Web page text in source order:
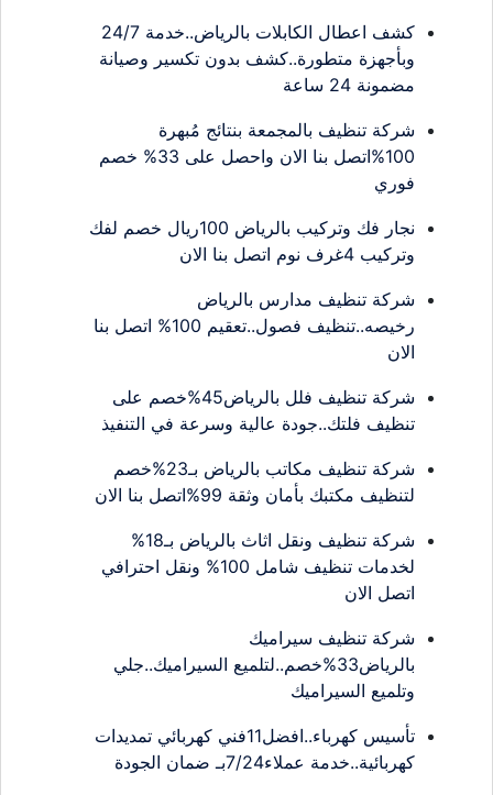
كشف اعطال الكابلات بالرياض..خدمة 24/7
وبأجهزة متطورة..كشف بدون تكسير وصيانة
مضمونة 24 ساعة
شركة تنظيف بالمجمعة بنتائج مُبهرة
100%اتصل بنا الان واحصل على 33% خصم
فوري
نجار فك وتركيب بالرياض 100ريال خصم لفك
وتركيب 4غرف نوم اتصل بنا الان
شركة تنظيف مدارس بالرياض
رخيصه..تنظيف فصول..تعقيم 100% اتصل بنا
الان
شركة تنظيف فلل بالرياض45%خصم على
تنظيف فلتك..جودة عالية وسرعة في التنفيذ
شركة تنظيف مكاتب بالرياض بـ23%خصم
لتنظيف مكتبك بأمان وثقة 99%اتصل بنا الان
شركة تنظيف ونقل اثاث بالرياض بـ18%
لخدمات تنظيف شامل 100% ونقل احترافي
اتصل الان
شركة تنظيف سيراميك
بالرياض33%خصم..لتلميع السيراميك..جلي
وتلميع السيراميك
تأسيس كهرباء..افضل11فني كهربائي تمديدات
كهربائية..خدمة عملاء7/24بـ ضمان الجودة